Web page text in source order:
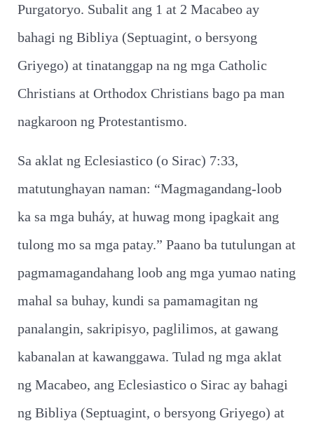
Purgatoryo. Subalit ang 1 at 2 Macabeo ay
bahagi ng Bibliya (Septuagint, o bersyong
Griyego) at tinatanggap na ng mga Catholic
Christians at Orthodox Christians bago pa man
nagkaroon ng Protestantismo.
Sa aklat ng Eclesiastico (o Sirac) 7:33,
matutunghayan naman: “Magmagandang-loob
ka sa mga buháy, at huwag mong ipagkait ang
tulong mo sa mga patay.” Paano ba tutulungan at
pagmamagandahang loob ang mga yumao nating
mahal sa buhay, kundi sa pamamagitan ng
panalangin, sakripisyo, paglilimos, at gawang
kabanalan at kawanggawa. Tulad ng mga aklat
ng Macabeo, ang Eclesiastico o Sirac ay bahagi
ng Bibliya (Septuagint, o bersyong Griyego) at